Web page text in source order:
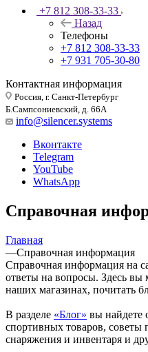
+7 812 308-33-33
Назад
Телефоны
+7 812 308-33-33
+7 931 705-30-80
Контактная информация
Россия, г. Санкт-Петербург
Б.Сампсониевский, д. 66А
info@silencer.systems
Вконтакте
Telegram
YouTube
WhatsApp
Справочная
Главная
—Справочная информация
Справочная информация на
ответы на вопросы. Здесь
наших магазинах, почитать
В разделе «Блог» вы найдете
спортивных товаров, советы
снаряжения и инвентаря и